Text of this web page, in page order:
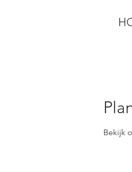
Bekijk